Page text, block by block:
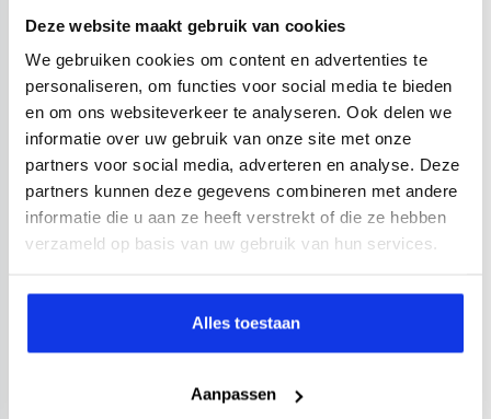
Deze website maakt gebruik van cookies
We gebruiken cookies om content en advertenties te
personaliseren, om functies voor social media te bieden
en om ons websiteverkeer te analyseren. Ook delen we
informatie over uw gebruik van onze site met onze
partners voor social media, adverteren en analyse. Deze
partners kunnen deze gegevens combineren met andere
informatie die u aan ze heeft verstrekt of die ze hebben
verzameld op basis van uw gebruik van hun services.
Alles toestaan
Aanpassen
Max Extended Range 54 kWh | Facelift |
420 km actieradius
54 kWh accu 2025
13.899 km
533,- p.m.
7 dagen per week geopend
Woe, Do: 09:30 tot 21:00*
Zondag: 11:00 tot 17:00*